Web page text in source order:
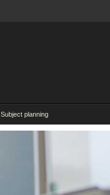
Subject planning